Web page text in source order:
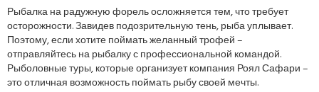
Рыбалка на радужную форель осложняется тем, что требует
осторожности. Завидев подозрительную тень, рыба уплывает.
Поэтому, если хотите поймать желанный трофей –
отправляйтесь на рыбалку с профессиональной командой.
Рыболовные туры, которые организует компания Роял Сафари –
это отличная возможность поймать рыбу своей мечты.